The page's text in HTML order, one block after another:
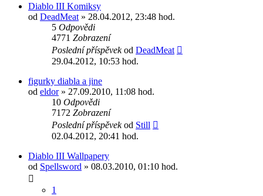
Diablo III Komiksy
od DeadMeat » 28.04.2012, 23:48 hod.
5 Odpovědi
4771 Zobrazení
Poslední příspěvekod DeadMeat
29.04.2012, 10:53 hod.
figurky diabla a jine
od eldor» 27.09.2010, 11:08 hod.
10 Odpovědi
7172 Zobrazení
Poslední příspěvekod Still
02.04.2012, 20:41 hod.
Diablo III Wallpapery
od Spellsword » 08.03.2010, 01:10 hod.
1